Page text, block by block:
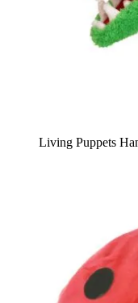
Living Puppets